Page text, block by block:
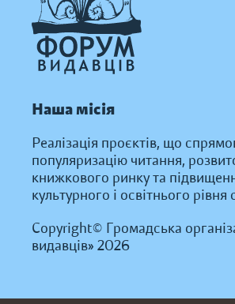
Наша місія
Реалізація проєктів, що
популяризацію читання,
книжкового ринку та
культурного і освітнього рівня
Copyright© Громадська
видавців» 2026